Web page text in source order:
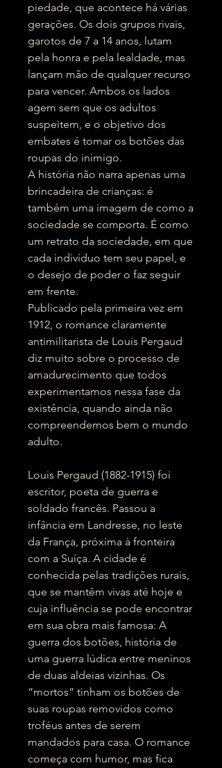
piedade, que acontece há várias
gerações. Os dois grupos rivais,
garotos de 7 a 14 anos, lutam
pela honra e pela lealdade, mas
lançam mão de qualquer recurso
para vencer. Ambos os lados
agem sem que os adultos
suspeitem, e o objetivo dos
embates é tomar os botões das
roupas do inimigo.
A história não narra apenas uma
brincadeira de crianças: é
também uma imagem de como a
sociedade se comporta. É como
um retrato da sociedade, em que
cada indivíduo tem seu papel, e
o desejo de poder o faz seguir
em frente.
Publicado pela primeira vez em
1912, o romance claramente
antimilitarista de Louis Pergaud
diz muito sobre o processo de
amadurecimento que todos
experimentamos nessa fase da
existência, quando ainda não
compreendemos bem o mundo
adulto.
Louis Pergaud (1882-1915) foi
escritor, poeta de guerra e
soldado francês. Passou a
infância em Landresse, no leste
da França, próxima à fronteira
com a Suíça. A cidade é
conhecida pelas tradições rurais,
que se mantêm vivas até hoje e
cuja influência se pode encontrar
em sua obra mais famosa: A
guerra dos botões, história de
uma guerra lúdica entre meninos
de duas aldeias vizinhas. Os
“mortos” tinham os botões de
suas roupas removidos como
troféus antes de serem
mandados para casa. O romance
começa com humor, mas fica